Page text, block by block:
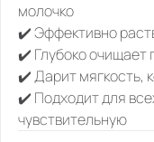
молочко
✔️ Эффективно
✔️ Глубоко очищает
✔️ Дарит мягкость,
✔️ Подходит для
чувствительную